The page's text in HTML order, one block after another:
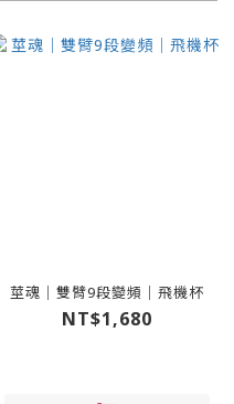
莖魂｜雙臂9段變頻｜飛機杯
NT$1,680